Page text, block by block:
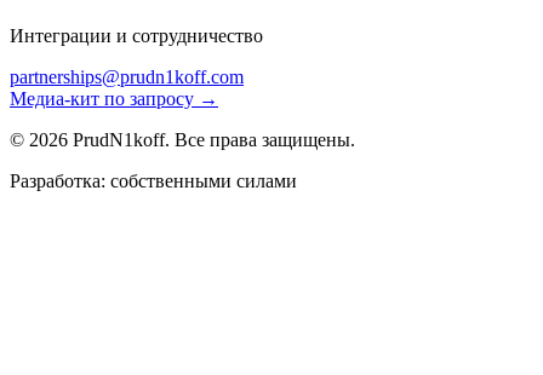
Интеграции и сотрудничество
partnerships@prudn1koff.com
Медиа-кит по запросу →
© 2026 PrudN1koff. Все права защищены.
Разработка: собственными силами